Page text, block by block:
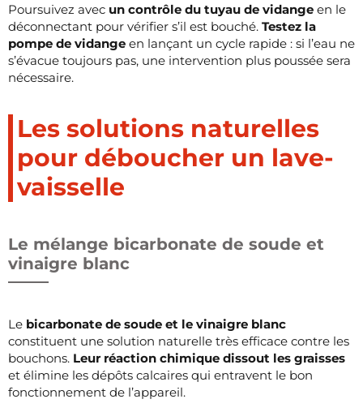
Poursuivez avec un contrôle du tuyau de vidange en le
déconnectant pour vérifier s’il est bouché. Testez la
pompe de vidange en lançant un cycle rapide : si l’eau ne
s’évacue toujours pas, une intervention plus poussée sera
nécessaire.
Les solutions naturelles
pour déboucher un lave-
vaisselle
Le mélange bicarbonate de soude et
vinaigre blanc
Le bicarbonate de soude et le vinaigre blanc
constituent une solution naturelle très efficace contre les
bouchons. Leur réaction chimique dissout les graisses
et élimine les dépôts calcaires qui entravent le bon
fonctionnement de l’appareil.